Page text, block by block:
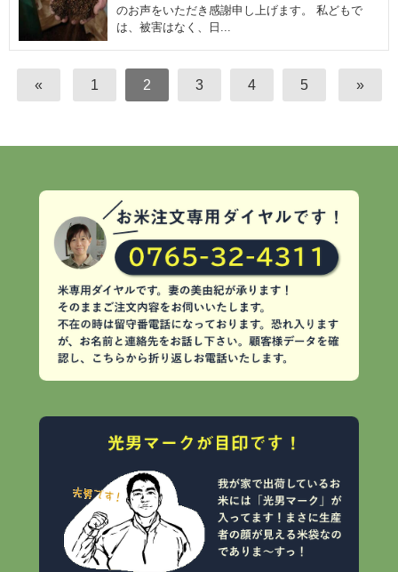
のお声をいただき感謝申し上げます。 私どもで
は、被害はなく、日...
« 1 2 3 4 5 »